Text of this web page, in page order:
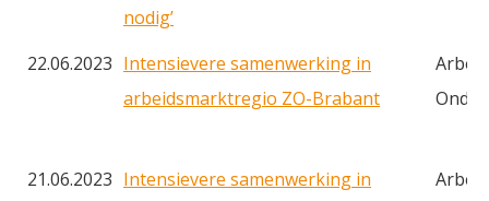
nodig’
22.06.2023 Intensievere samenwerking in
arbeidsmarktregio ZO-Brabant
21.06.2023 Intensievere samenwerking in